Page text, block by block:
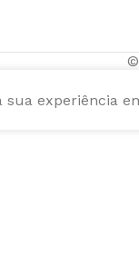
©
experiência